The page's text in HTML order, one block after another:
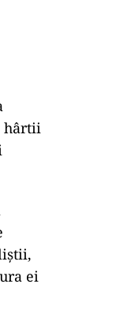
hârtii
ei